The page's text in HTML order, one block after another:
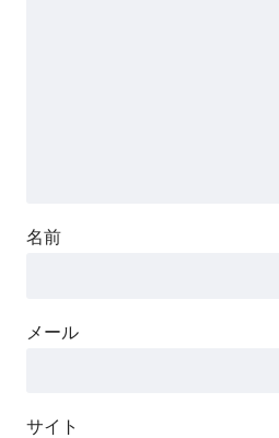
名前
メール
サイト